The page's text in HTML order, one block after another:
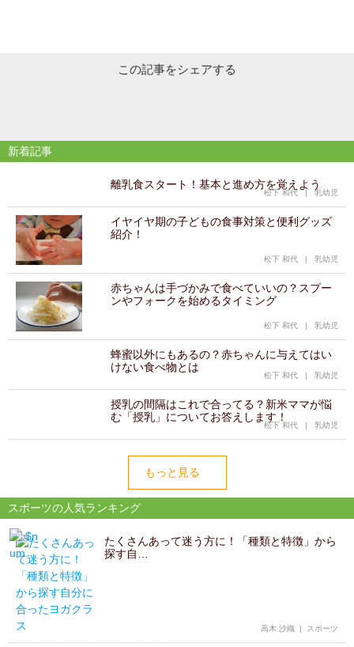
この記事をシェアする
新着記事
離乳食スタート！基本と進め方を覚えよう
松下 和代 | 乳幼児
イヤイヤ期の子どもの食事対策と便利グッズ
紹介！
松下 和代 | 乳幼児
赤ちゃんは手づかみで食べていいの？スプー
ンやフォークを始めるタイミング
松下 和代 | 乳幼児
蜂蜜以外にもあるの？赤ちゃんに与えてはい
けない食べ物とは
松下 和代 | 乳幼児
授乳の間隔はこれで合ってる？新米ママが悩
む「授乳」についてお答えします！
松下 和代 | 乳幼児
もっと見る
スポーツの人気ランキング
たくさんあって迷う方に！「種類と特徴」から
探す自…
高木 沙織 | スポーツ